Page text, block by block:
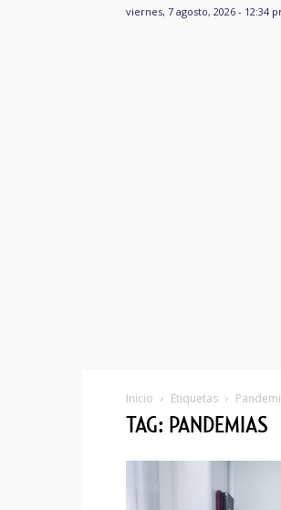
viernes, 7 agosto, 2026 - 12:34
Inicio Etiquetas
TAG: PANDEMIAS